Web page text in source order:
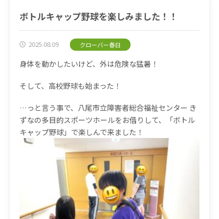
ボトルキャップ野球を楽しみました！！
2025.08.09 クローバー春日
身体を動かしたいけど、外は危険な猛暑！
そして、高校野球も始まった！
…っと言う事で、八尾市立障害者総合福祉センター き
ずなの多目的スポーツホールをお借りして、「ボトル
キャップ野球」で楽しんで来ました！